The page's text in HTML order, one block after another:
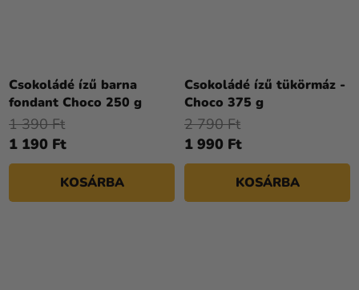
Csokoládé ízű barna
fondant Choco 250 g
1 190 Ft
1 390 Ft
KOSÁRBA
Csokoládé ízű tükörmáz -
Choco 375 g
1 990 Ft
2 790 Ft
KOSÁRBA